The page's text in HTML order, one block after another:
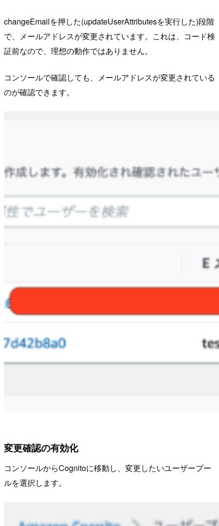
changeEmailを押した(updateUserAttributesを実行した)段階
で、メールアドレスが変更されています。これは、コード検
証前なので、理想の動作ではありません。
コンソールで確認しても、メールアドレスが変更されている
のが確認できます。
変更確認の有効化
コンソールからCognitoに移動し、変更したいユーザープー
ルを選択します。